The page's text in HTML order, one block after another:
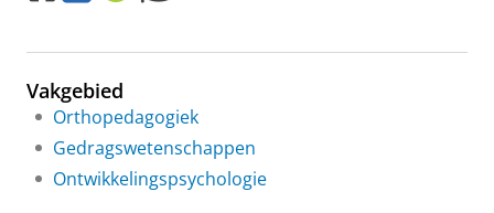
o
e
a
g
e
i
k
d
I
R
I
e
c
P
o
Vakgebied
Orthopedagogiek
Gedragswetenschappen
Ontwikkelingspsychologie